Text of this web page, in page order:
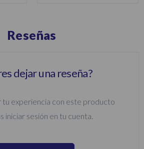
Reseñas
dejar una reseña?
tu experiencia con este producto
iniciar sesión en tu cuenta.